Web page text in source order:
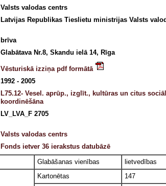
Valsts valodas centrs
Latvijas Republikas Tieslietu ministrijas Valsts
brīva
Glabātava Nr.8, Skandu ielā 14, Rīga
Vēsturiskā izziņa pdf formātā
1992 - 2005
L75.12- Vesel. aprūp., izglīt., kultūras un citus
koordinēšāna
LV_LVA_F 2705
Valsts valodas centrs
Fonds ietver 36 ierakstus datubāzē
Glabāšanas vienības lietvedības
Kartonētas 147